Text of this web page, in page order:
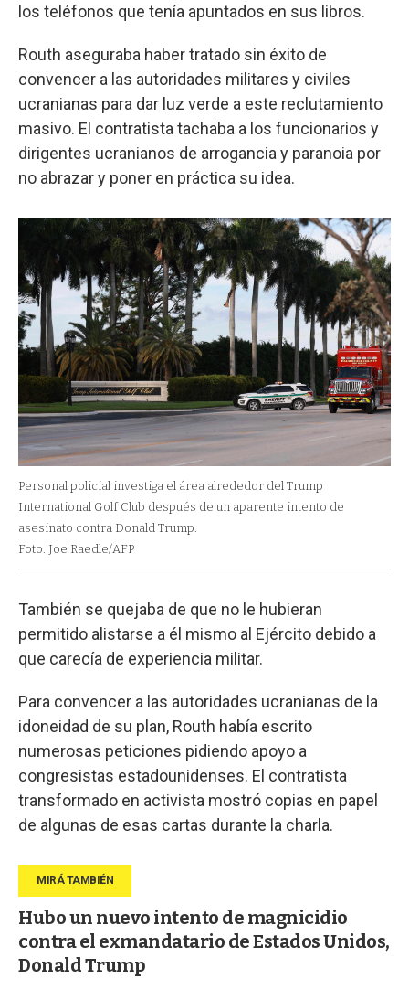
los teléfonos que tenía apuntados en sus libros.
Routh aseguraba haber tratado sin éxito de
convencer a las autoridades militares y civiles
ucranianas para dar luz verde a este reclutamiento
masivo. El contratista tachaba a los funcionarios y
dirigentes ucranianos de arrogancia y paranoia por
no abrazar y poner en práctica su idea.
Personal policial investiga el área alrededor del Trump
International Golf Club después de un aparente intento de
asesinato contra Donald Trump.
Foto: Joe Raedle/AFP
También se quejaba de que no le hubieran
permitido alistarse a él mismo al Ejército debido a
que carecía de experiencia militar.
Para convencer a las autoridades ucranianas de la
idoneidad de su plan, Routh había escrito
numerosas peticiones pidiendo apoyo a
congresistas estadounidenses. El contratista
transformado en activista mostró copias en papel
de algunas de esas cartas durante la charla.
Hubo un nuevo intento de magnicidio
contra el exmandatario de Estados Unidos,
Donald Trump